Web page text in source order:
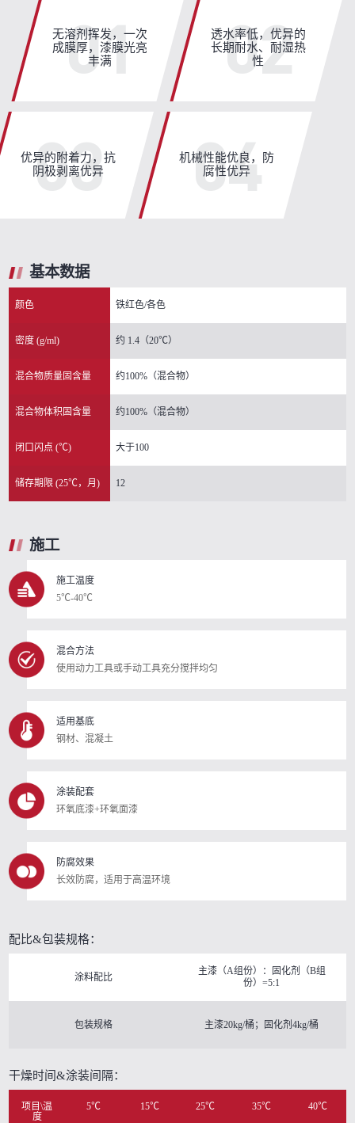
01
无溶剂挥发，一次
成膜厚，漆膜光亮
丰满
02
透水率低，优异的
长期耐水、耐湿热
性
03
优异的附着力，抗
阴极剥离优异
04
机械性能优良，防
腐性优异
基本数据
颜色 铁红色/各色
密度 (g/ml) 约 1.4（20℃）
混合物质量固含量 约100%（混合物）
混合物体积固含量 约100%（混合物）
闭口闪点 (℃) 大于100
储存期限 (25℃，月) 12
施工
施工温度
5℃-40℃
混合方法
使用动力工具或手动工具充分搅拌均匀
适用基底
钢材、混凝土
涂装配套
环氧底漆+环氧面漆
防腐效果
长效防腐，适用于高温环境
配比&包装规格：
涂料配比
包装规格
主漆（A组份）：固化剂（B组
份）=5:1
主漆20kg/桶；固化剂4kg/桶
干燥时间&涂装间隔：
项目\温
度
5℃ 15℃ 25℃ 35℃ 40℃